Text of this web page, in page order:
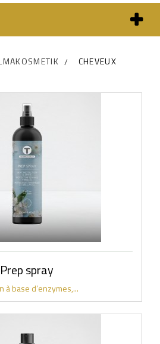
CHEVEUX
Prep spray
à base d’enzymes,...